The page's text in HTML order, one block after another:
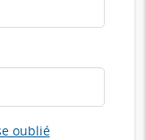
oublié